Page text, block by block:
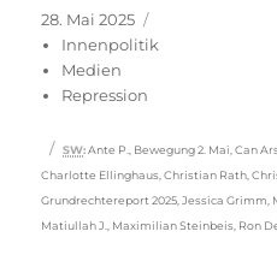
Veröffentlicht
am
28. Mai 2025
Innenpolitik
Medien
Repression
Schlagwörter
SW: Ante P. Bewegung 2. Mai ,Can
Charlotte Ellinghaus ,Christian Rath ,
Grundrechtereport 2025 ,Jessica Grimm
Matiullah J.
Maximilian Steinbeis Ron